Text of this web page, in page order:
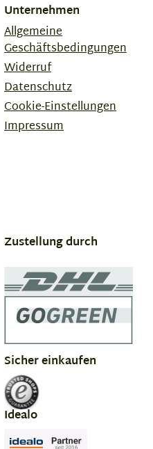
Unternehmen
Allgemeine
Geschäftsbedingungen
Widerruf
Datenschutz
Cookie-Einstellungen
Impressum
Zustellung durch
Sicher einkaufen
Idealo